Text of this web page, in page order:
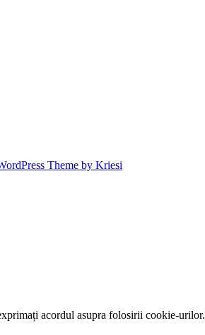
Theme by Kriesi
acordul asupra folosirii cookie-urilor.